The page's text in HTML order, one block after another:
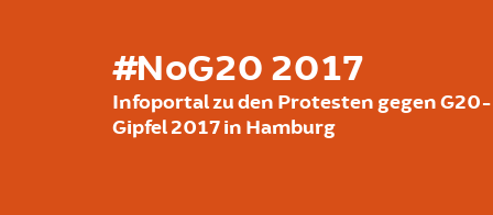
#NoG20 2017
Infoportal zu den Protesten gegen G20-
Gipfel 2017 in Hamburg